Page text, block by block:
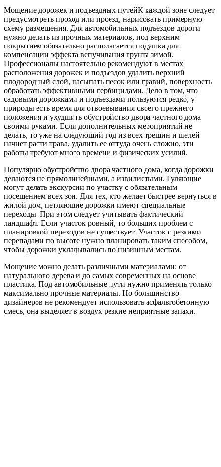
Мощение дорожек и подъездных путейК каждой зоне следует
предусмотреть проход или проезд, нарисовать примерную
схему размещения. Для автомобильных подъездов дороги
нужно делать из прочных материалов, под верхним
покрытием обязательно располагается подушка для
компенсации эффекта вспучивания грунта зимой.
Профессионалы настоятельно рекомендуют в местах
расположения дорожек и подъездов удалить верхний
плодородный слой, насыпать песок или гравий, поверхность
обработать эффективными гербицидами. Дело в том, что
садовыми дорожками и подъездами пользуются редко, у
природы есть время для отвоевывания своего прежнего
положения и ухудшить обустройство двора частного дома
своими руками. Если дополнительных мероприятий не
делать, то уже на следующий год из всех трещин и щелей
начнет расти трава, удалить ее оттуда очень сложно, эти
работы требуют много времени и физических усилий.
Популярно обустройство двора частного дома, когда дорожки
делаются не прямолинейными, а извилистыми. Гуляющие
могут делать экскурсии по участку с обязательным
посещением всех зон. Для тех, кто желает быстрее вернуться в
жилой дом, петляющие дорожки имеют специальные
переходы. При этом следует учитывать фактический
ландшафт. Если участок ровный, то больших проблем с
планировкой переходов не существует. Участок с резкими
перепадами по высоте нужно планировать таким способом,
чтобы дорожки укладывались по низинным местам.
Мощение можно делать различными материалами: от
натурального дерева и до самых современных на основе
пластика. Под автомобильные пути нужно применять только
максимально прочные материалы. Но большинство
дизайнеров не рекомендует использовать асфальтобетонную
смесь, она выделяет в воздух резкие неприятные запахи.